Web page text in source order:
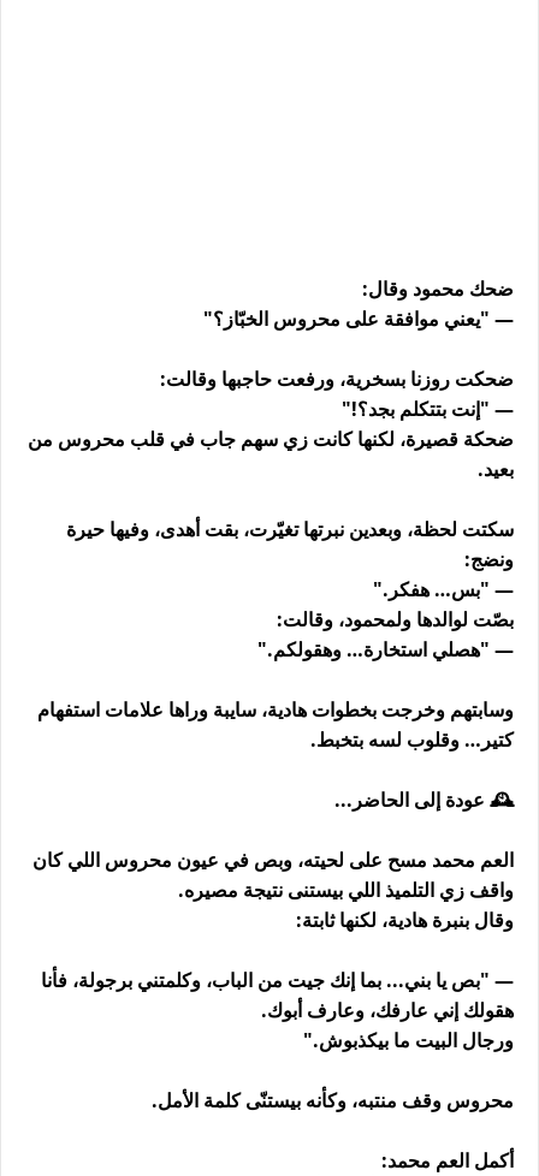
ضحك محمود وقال:
— "يعني موافقة على محروس الخبّاز؟"
ضحكت روزنا بسخرية، ورفعت حاجبها وقالت:
— "إنت بتتكلم بجد؟!"
ضحكة قصيرة، لكنها كانت زي سهم جاب في قلب محروس من
بعيد.
سكتت لحظة، وبعدين نبرتها تغيّرت، بقت أهدى، وفيها حيرة
ونضج:
— "بس… هفكر."
بصّت لوالدها ولمحمود، وقالت:
— "هصلي استخارة… وهقولكم."
وسابتهم وخرجت بخطوات هادية، سايبة وراها علامات استفهام
كتير… وقلوب لسه بتخبط.
🕰 عودة إلى الحاضر...
العم محمد مسح على لحيته، وبص في عيون محروس اللي كان
واقف زي التلميذ اللي بيستنى نتيجة مصيره.
وقال بنبرة هادية، لكنها ثابتة:
— "بص يا بني... بما إنك جيت من الباب، وكلمتني برجولة، فأنا
هقولك إني عارفك، وعارف أبوك.
ورجال البيت ما بيكذبوش."
محروس وقف منتبه، وكأنه بيستنّى كلمة الأمل.
أكمل العم محمد: